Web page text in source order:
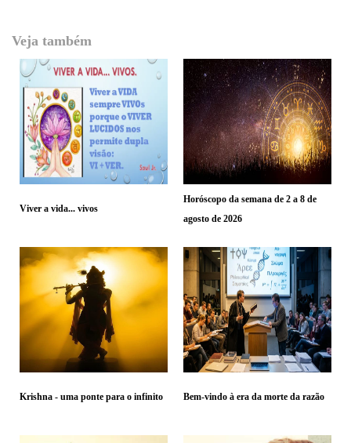
Veja também
Viver a vida... vivos
Horóscopo da semana de 2 a 8 de
agosto de 2026
Krishna - uma ponte para o infinito Bem-vindo à era da morte da razão